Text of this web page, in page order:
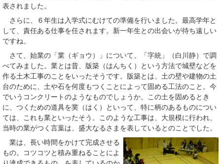
表されました。
さらに、６年生は入学式にむけての準備を行いました。最高学年と
して、責任ある仕事を任されます。新一年生との出会いが待ち遠しい
ですね。
さて、始業の「業（ギョウ）」について、「字統」（白川静）で調
べてみました。業とは昔、版築（はんちく）という方法で城壁などを
作る土木工事のことをいったそうです。版築とは、土の壁や建物の土
台のために、土や石を何度もつくことによって固める工法のこと。今
でいうコンクリートのようなものでしょうか。この土を固めるとき
に、つくための道具を菐（はく）といって、特に柄のあるものについ
ては、これも業といったそう。このような工事は、大規模に行われ、
当時の業がつく言葉は、盛大なるさまを表しているとのことでした。
業は、長い時間をかけて完成させる
もの。コツコツと積み重ねることによ